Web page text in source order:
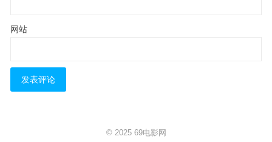
网站
© 2025 69电影网